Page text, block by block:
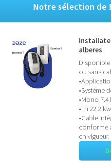
Notre sélection de
alberes
ou sans
•Systéme
•Mono 7.4
•Tri 22.2 kw
•Cable
conforme
en vigueur.